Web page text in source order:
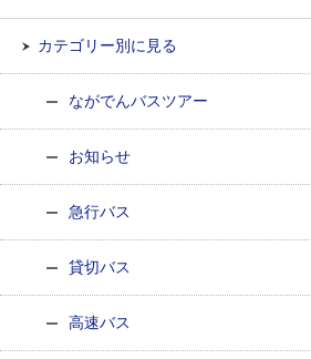
カテゴリー別に見る
ながでんバスツアー
お知らせ
急行バス
貸切バス
高速バス